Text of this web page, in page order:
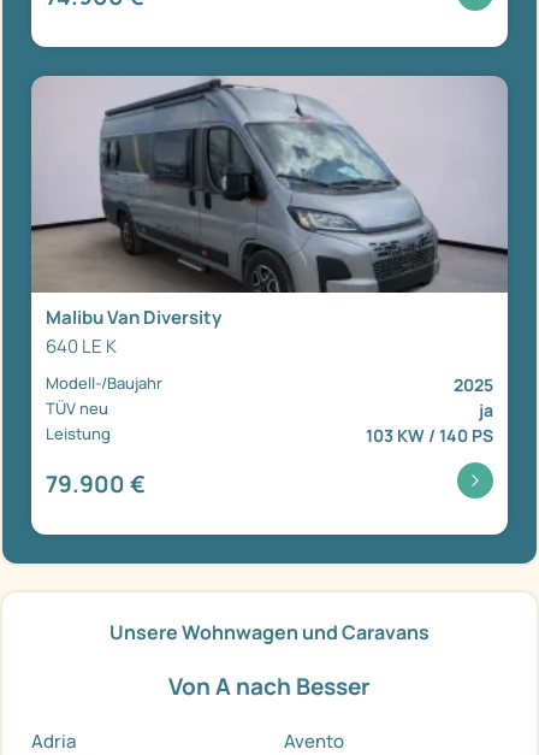
Malibu Van Diversity
640 LE K
Modell-/Baujahr 2025
TÜV neu ja
Leistung 103 KW / 140 PS
79.900 €
Unsere Wohnwagen und Caravans
Von A nach Besser
Adria
Avento